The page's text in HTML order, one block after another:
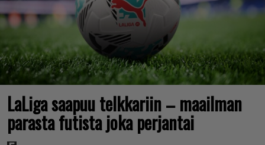
LaLiga saapuu telkkariin – maailman
parasta futista joka perjantai